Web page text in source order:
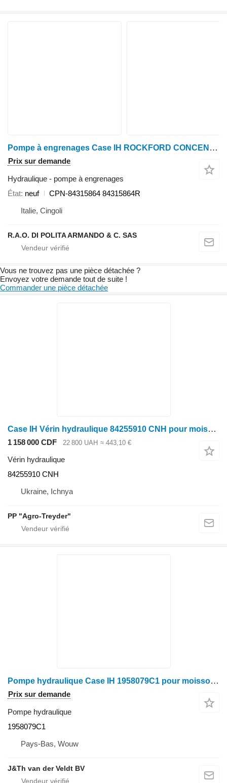
Pompe à engrenages Case IH ROCKFORD CONCENTRIQUE CPN-84315864 pour moissonneuse-batteuse Case IH 7230, 8230, 9230
Prix sur demande
Hydraulique - pompe à engrenages
État neuf
CPN-84315864 84315864R
Italie, Cingoli
R.A.O. DI POLITA ARMANDO & C. SAS
Vous ne trouvez pas une pièce détachée ?
Envoyez votre demande tout de suite !
Commander une pièce détachée
Case IH Vérin hydraulique 84255910 CNH pour moissonneuse-batteuse
1 158 000 CDF 22 800 UAH ≈ 443,10 €
Vérin hydraulique
84255910 CNH
Ukraine, Ichnya
PP "Agro-Treyder"
Pompe hydraulique Case IH 1958079C1 pour moissonneuse-batteuse Case IH 1460 1660 1470 1670 1480 1680
Prix sur demande
Pompe hydraulique
1958079C1
Pays-Bas, Wouw
J&Th van der Veldt BV